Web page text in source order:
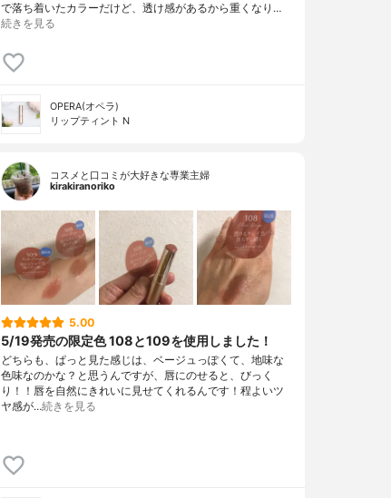
で落ち着いたカラーだけど、透け感があるから重くなり…
続きを見る
OPERA(オペラ)
リップティント N
コスメと口コミが大好きな専業主婦
kirakiranoriko
5.00
5/19発売の限定色 108と109を使用しました！
どちらも、ぱっと見た感じは、ベージュっぽくて、地味な
色味なのかな？と思うんですが、唇にのせると、びっく
り！！唇を自然にきれいに見せてくれるんです！程よいツ
ヤ感が…続きを見る